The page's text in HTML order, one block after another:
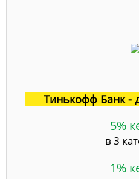
Тинькофф Банк -
5%
в 3
1%